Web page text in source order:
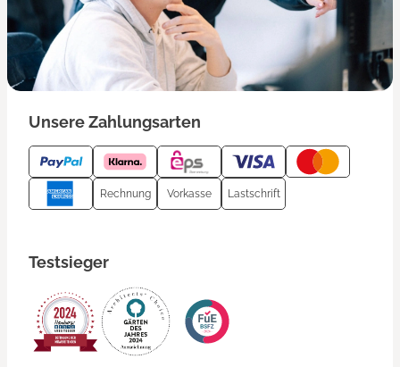
Unsere Zahlungsarten
Rechnung Vorkasse Lastschrift
Testsieger